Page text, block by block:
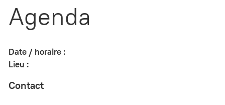
Agenda
Date / horaire :
Lieu :
Contact